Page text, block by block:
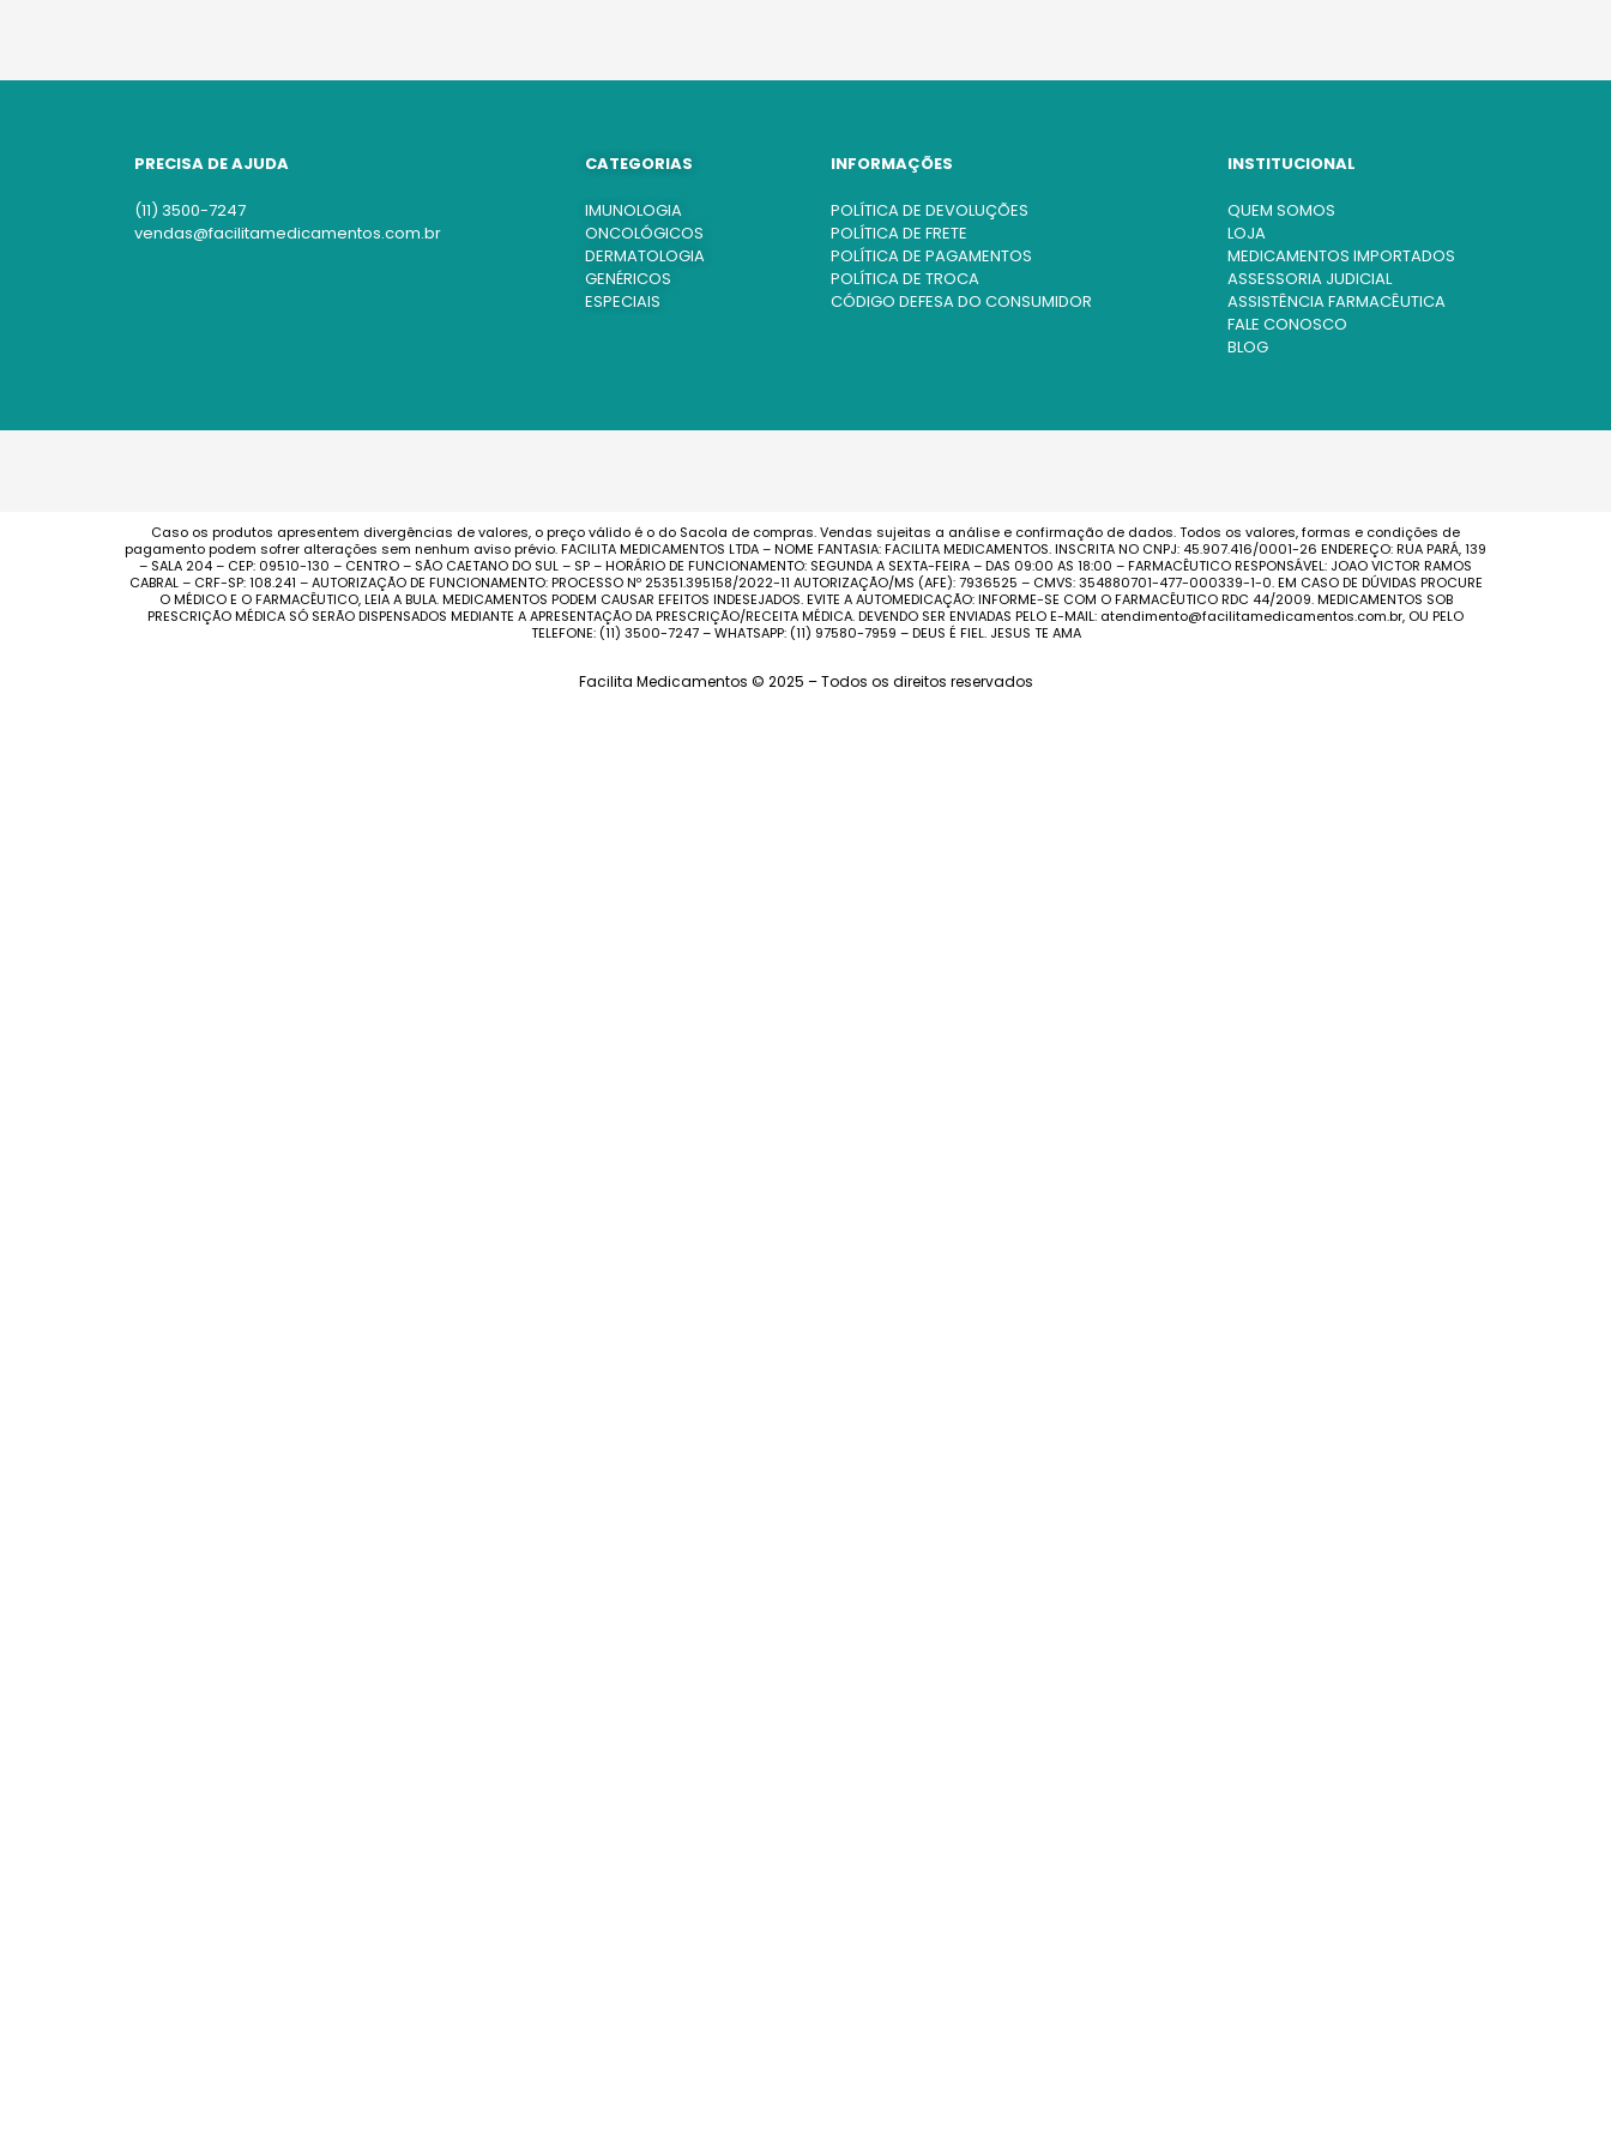
PRECISA DE AJUDA
(11) 3500-7247
vendas@facilitamedicamentos.com.br
CATEGORIAS
IMUNOLOGIA
ONCOLÓGICOS
DERMATOLOGIA
GENÉRICOS
ESPECIAIS
INFORMAÇÕES
POLÍTICA DE DEVOLUÇÕES
POLÍTICA DE FRETE
POLÍTICA DE PAGAMENTOS
POLÍTICA DE TROCA
CÓDIGO DEFESA DO CONSUMIDOR
INSTITUCIONAL
QUEM SOMOS
LOJA
MEDICAMENTOS IMPORTADOS
ASSESSORIA JUDICIAL
ASSISTÊNCIA FARMACÊUTICA
FALE CONOSCO
BLOG
Caso os produtos apresentem divergências de valores, o preço válido é o do Sacola de compras. Vendas sujeitas a análise e confirmação de dados. Todos os valores, formas e condições de
pagamento podem sofrer alterações sem nenhum aviso prévio. FACILITA MEDICAMENTOS LTDA – NOME FANTASIA: FACILITA MEDICAMENTOS. INSCRITA NO CNPJ: 45.907.416/0001-26 ENDEREÇO: RUA PARÁ, 139
– SALA 204 – CEP: 09510-130 – CENTRO – SÃO CAETANO DO SUL – SP – HORÁRIO DE FUNCIONAMENTO: SEGUNDA A SEXTA-FEIRA – DAS 09:00 AS 18:00 – FARMACÊUTICO RESPONSÁVEL: JOAO VICTOR RAMOS
CABRAL – CRF-SP: 108.241 – AUTORIZAÇÃO DE FUNCIONAMENTO: PROCESSO Nº 25351.395158/2022-11 AUTORIZAÇÃO/MS (AFE): 7936525 – CMVS: 354880701-477-000339-1-0. EM CASO DE DÚVIDAS PROCURE
O MÉDICO E O FARMACÊUTICO, LEIA A BULA. MEDICAMENTOS PODEM CAUSAR EFEITOS INDESEJADOS. EVITE A AUTOMEDICAÇÃO: INFORME-SE COM O FARMACÊUTICO RDC 44/2009. MEDICAMENTOS SOB
PRESCRIÇÃO MÉDICA SÓ SERÃO DISPENSADOS MEDIANTE A APRESENTAÇÃO DA PRESCRIÇÃO/RECEITA MÉDICA. DEVENDO SER ENVIADAS PELO E-MAIL: atendimento@facilitamedicamentos.com.br, OU PELO
TELEFONE: (11) 3500-7247 – WHATSAPP: (11) 97580-7959 – DEUS É FIEL. JESUS TE AMA
Facilita Medicamentos © 2025 – Todos os direitos reservados